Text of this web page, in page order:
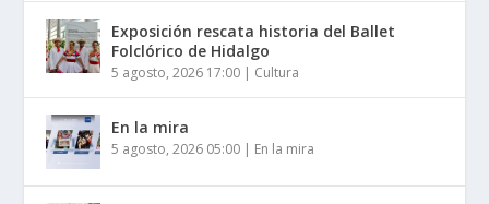
Exposición rescata historia del Ballet
Folclórico de Hidalgo
5 agosto, 2026 17:00 | Cultura
En la mira
5 agosto, 2026 05:00 | En la mira